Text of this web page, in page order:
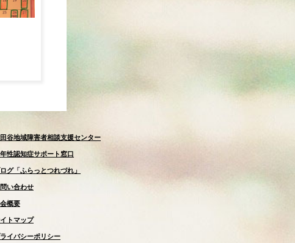
谷地域障害者相談支援センター
性認知症サポート窓口
グ「ふらっとつれづれ」
い合わせ
概要
トマップ
イバシーポリシー